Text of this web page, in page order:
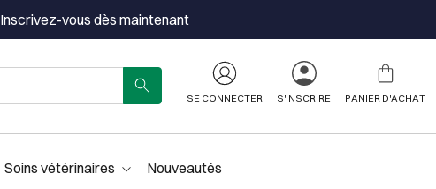
Inscrivez-vous dès maintenant
SE CONNECTER S'INSCRIRE PANIER D'ACHAT
Soins vétérinaires Nouveautés